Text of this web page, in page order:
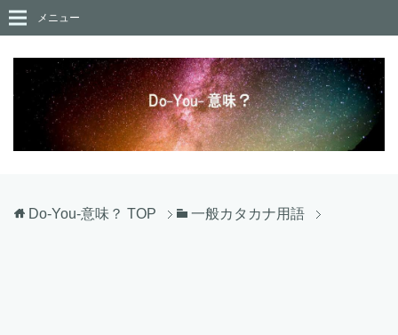
メニュー
Do-You-意味？ TOP 一般カタカナ用語